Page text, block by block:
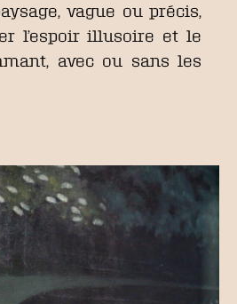
vague ou précis,
l’espoir illusoire et le
avec ou sans les